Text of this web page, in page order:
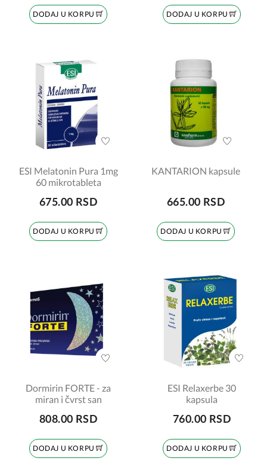
DODAJ U KORPU DODAJ U KORPU
ESI Melatonin Pura 1mg
60 mikrotableta
675.00 RSD
DODAJ U KORPU
KANTARION kapsule
665.00 RSD
DODAJ U KORPU
Dormirin FORTE - za
miran i čvrst san
808.00 RSD
DODAJ U KORPU
ESI Relaxerbe 30
kapsula
760.00 RSD
DODAJ U KORPU